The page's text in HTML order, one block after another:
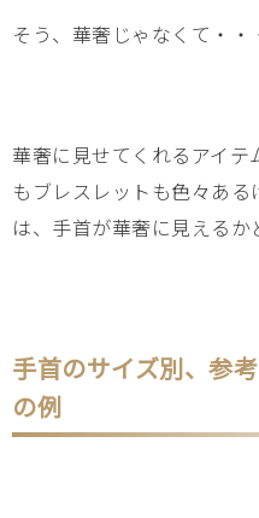
そう、華奢じゃなくて・
華奢に見せてくれるアイ
もブレスレットも色々あ
は、手首が華奢に見えるか
手首のサイズ別、参
の例